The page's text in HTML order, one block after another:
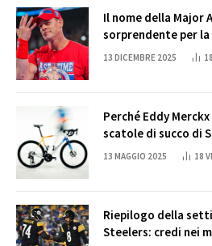
Il nome della Major
sorprendente per
Cena
13 DICEMBRE 2025 18
Perché Eddy
scatole di succo di
13 MAGGIO 2025 18
Riepilogo della
Steelers: credi nei